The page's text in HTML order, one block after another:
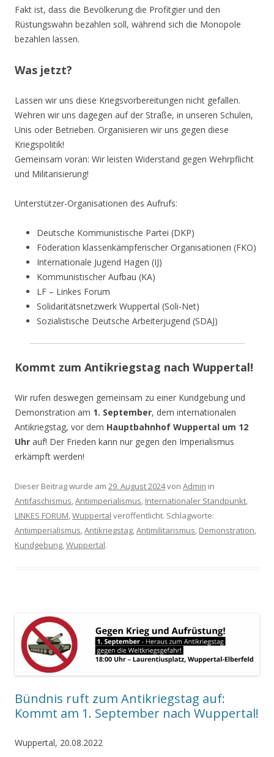
Fakt ist, dass die Bevölkerung die Profitgier und den
Rüstungswahn bezahlen soll, während sich die Monopole
bezahlen lassen.
Was jetzt?
Lassen wir uns diese Kriegsvorbereitungen nicht gefallen.
Wehren wir uns dagegen auf der Straße, in unseren Schulen,
Unis oder Betrieben. Organisieren wir uns gegen diese
Kriegspolitik!
Gemeinsam voran: Wir leisten Widerstand gegen Wehrpflicht
und Militarisierung!
Unterstützer-Organisationen des Aufrufs:
Deutsche Kommunistische Partei (DKP)
Föderation klassenkämpferischer Organisationen (FKO)
Internationale Jugend Hagen (IJ)
Kommunistischer Aufbau (KA)
LF – Linkes Forum
Solidaritätsnetzwerk Wuppertal (Soli-Net)
Sozialistische Deutsche Arbeiterjugend (SDAJ)
Kommt zum Antikriegstag nach Wuppertal!
Wir rufen deswegen gemeinsam zu einer Kundgebung und
Demonstration am 1. September, dem internationalen
Antikriegstag, vor dem Hauptbahnhof Wuppertal um 12
Uhr auf! Der Frieden kann nur gegen den Imperialismus
erkämpft werden!
Dieser Beitrag wurde am 29. August 2024von Admin in
Antifaschismus,Antiimperialismus, Internationaler Standpunkt,
LINKES FORUM,Wuppertal veröffentlicht. Schlagworte:
Antiimperialismus,Antikriegstag,Antimilitarismus, Demonstration,
Kundgebung,Wuppertal.
Bündnis ruft zum Antikriegstag auf:
Kommt am 1. September nach Wuppertal!
Wuppertal, 20.08.2022